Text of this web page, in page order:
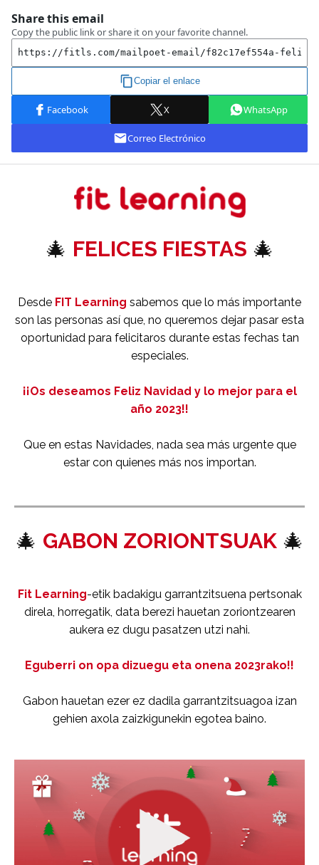
🎄 FELICES FIESTAS 🎄
Desde FIT Learning sabemos que lo más importante
son las personas así que, no queremos dejar pasar esta
oportunidad para felicitaros durante estas fechas tan
especiales.
¡¡Os deseamos Feliz Navidad y lo mejor para el
año 2023!!
Que en estas Navidades, nada sea más urgente que
estar con quienes más nos importan.
🎄 GABON ZORIONTSUAK🎄
Fit Learning-etik badakigu garrantzitsuena pertsonak
direla, horregatik, data berezi hauetan zoriontzearen
aukera ez dugu pasatzen utzi nahi.
Eguberri on opa dizuegu eta onena 2023rako!!
Gabon hauetan ezer ez dadila garrantzitsuagoa izan
gehien axola zaizkigunekin egotea baino.